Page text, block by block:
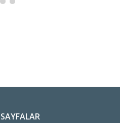
SAYFALAR